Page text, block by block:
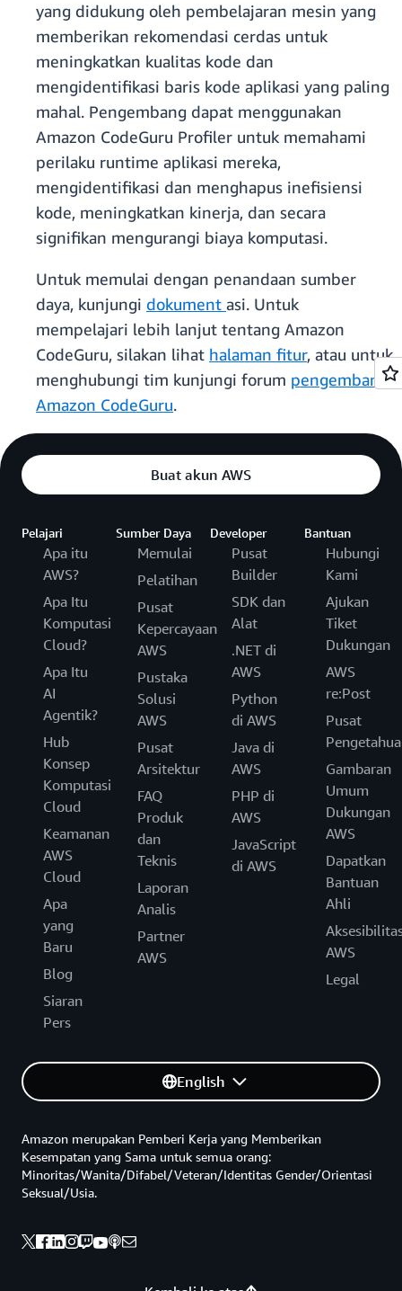
yang didukung oleh pembelajaran mesin yang
memberikan rekomendasi cerdas untuk
meningkatkan kualitas kode dan
mengidentifikasi baris kode aplikasi yang paling
mahal. Pengembang dapat menggunakan
Amazon CodeGuru Profiler untuk memahami
perilaku runtime aplikasi mereka,
mengidentifikasi dan menghapus inefisiensi
kode, meningkatkan kinerja, dan secara
signifikan mengurangi biaya komputasi.
Untuk memulai dengan penandaan sumber
daya, kunjungi dokument asi. Untuk
mempelajari lebih lanjut tentang Amazon
CodeGuru, silakan lihat halaman fitur, atau untuk
menghubungi tim kunjungi forum pengembang
Amazon CodeGuru.
Buat akun AWS
Pelajari
Apa itu
AWS?
Apa Itu
Komputasi
Cloud?
Apa Itu
AI
Agentik?
Hub
Konsep
Komputasi
Cloud
Keamanan
AWS
Cloud
Apa
yang
Baru
Blog
Siaran
Pers
Sumber Daya
Memulai
Pelatihan
Pusat
Kepercayaan
AWS
Pustaka
Solusi
AWS
Pusat
Arsitektur
FAQ
Produk
dan
Teknis
Laporan
Analis
Partner
AWS
Developer
Pusat
Builder
SDK dan
Alat
.NET di
AWS
Python
di AWS
Java di
AWS
PHP di
AWS
JavaScript
di AWS
Bantuan
Hubungi
Kami
Ajukan
Tiket
Dukungan
AWS
re:Post
Pusat
Gambaran
Umum
Dukungan
AWS
Dapatkan
Bantuan
Ahli
AWS
Legal
English
Amazon merupakan Pemberi Kerja yang Memberikan
Kesempatan yang Sama untuk semua orang:
Minoritas/Wanita/Difabel/Veteran/Identitas Gender/Orientasi
Seksual/Usia.